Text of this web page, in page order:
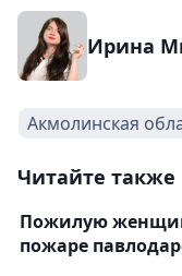
Ирина
Акмолинская
Читайте также
Пожилую
пожаре